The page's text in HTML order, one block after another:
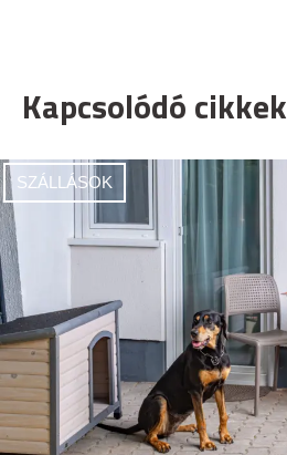
Kapcsolódó cikkek
SZÁLLÁSOK